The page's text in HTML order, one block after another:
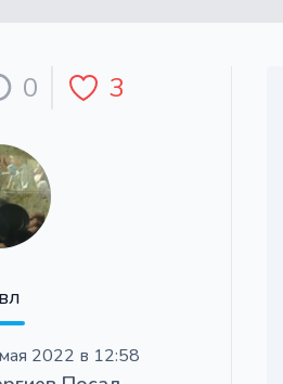
0 3
2022 в 12:58